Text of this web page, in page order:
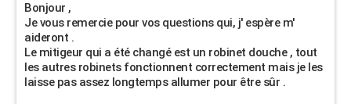
Bonjour ,
Je vous remercie pour vos questions qui, j' espère m'
aideront .
Le mitigeur qui a été changé est un robinet douche , tout
les autres robinets fonctionnent correctement mais je les
laisse pas assez longtemps allumer pour être sûr .